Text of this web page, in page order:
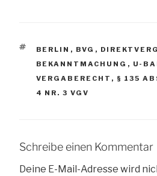
SCHLAGWÖRTER
BERLIN , BVG ,
BEKANNTMACHUNG , U-
VERGABERECHT , § 135
4 NR. 3 VGV
Schreibe einen Kommentar
Deine E-Mail-Adresse wird